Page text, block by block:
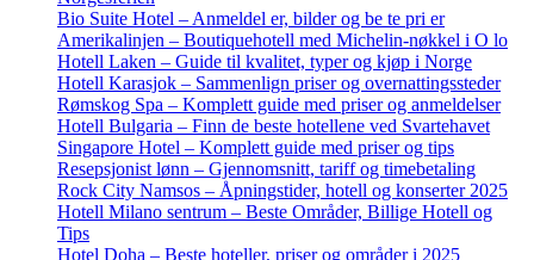
Bio Suite Hotel – Anmeldel er, bilder og be te pri er
Amerikalinjen – Boutiquehotell med Michelin-nøkkel i O lo
Hotell Laken – Guide til kvalitet, typer og kjøp i Norge
Hotell Karasjok – Sammenlign priser og overnattingssteder
Rømskog Spa – Komplett guide med priser og anmeldelser
Hotell Bulgaria – Finn de beste hotellene ved Svartehavet
Singapore Hotel – Komplett guide med priser og tips
Resepsjonist lønn – Gjennomsnitt, tariff og timebetaling
Rock City Namsos – Åpningstider, hotell og konserter 2025
Hotell Milano sentrum – Beste Områder, Billige Hotell og
Tips
Hotel Doha – Beste hoteller, priser og områder i 2025